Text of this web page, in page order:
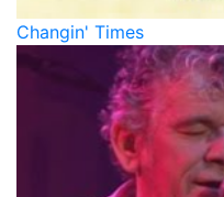
Changin' Times